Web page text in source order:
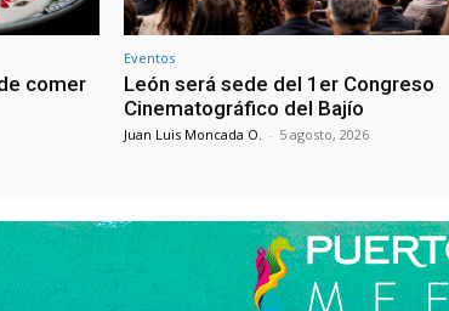
comer
Eventos
León será sede del 1er Congreso
Cinematográfico del Bajío
Juan Luis Moncada O. - 5 agosto, 2026